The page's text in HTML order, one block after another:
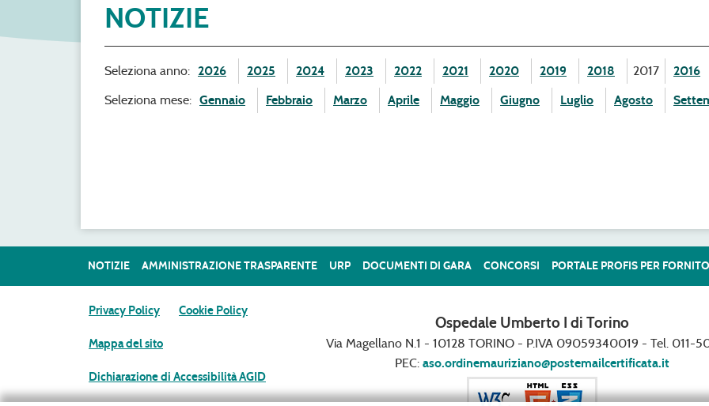
NOTIZIE
Seleziona anno: 2026 2025 2024 2023 2022 2021 2020 2019 2018 2017
2016
Seleziona mese: Gennaio Febbraio Marzo Aprile Maggio Giugno Luglio Agosto
NOTIZIE AMMINISTRAZIONE TRASPARENTE URP DOCUMENTI DI GARA CONCORSI PORTALE PROFIS PER
Privacy Policy Cookie Policy
Mappa del sito
Dichiarazione di Accessibilità AGID
Ospedale Umberto I di Torino
Via Magellano N.1 - 10128 TORINO - P.IVA 09059340019 - Tel. 011-
PEC: aso.ordinemauriziano@postemailcertificata.it